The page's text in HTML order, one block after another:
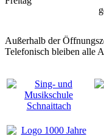
Außerhalb der
Telefonisch bleiben alle